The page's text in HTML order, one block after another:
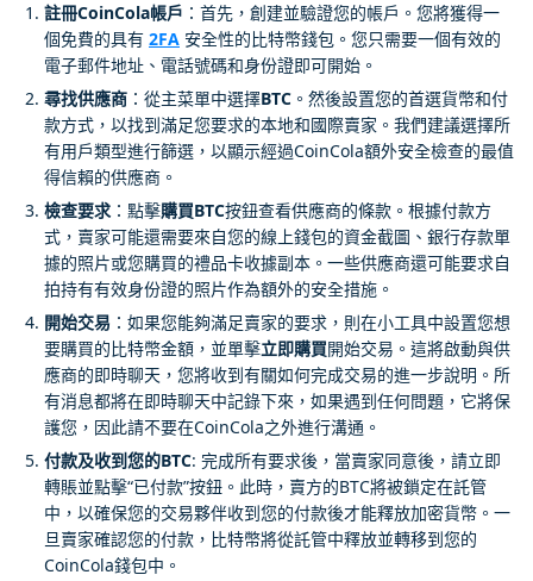
註冊CoinCola帳戶 ：首先，創建並驗證您的帳戶。您將獲得一
個免費的具有 2FA 安全性的比特幣錢包。您只需要一個有效的
電子郵件地址、電話號碼和身份證即可開始。
尋找供應商 ：從主菜單中選擇BTC 。然後設置您的首選貨幣和付
款方式，以找到滿足您要求的本地和國際賣家。我們建議選擇所
有用戶類型進行篩選，以顯示經過CoinCola額外安全檢查的最值
得信賴的供應商。
檢查要求：點擊購買BTC按鈕查看供應商的條款。根據付款方
式，賣家可能還需要來自您的線上錢包的資金截圖、銀行存款單
據的照片或您購買的禮品卡收據副本。一些供應商還可能要求自
拍持有有效身份證的照片作為額外的安全措施。
開始交易 ：如果您能夠滿足賣家的要求，則在小工具中設置您想
要購買的比特幣金額，並單擊立即購買開始交易。這將啟動與供
應商的即時聊天，您將收到有關如何完成交易的進一步說明。所
有消息都將在即時聊天中記錄下來，如果遇到任何問題，它將保
護您，因此請不要在CoinCola之外進行溝通。
付款及收到您的BTC: 完成所有要求後，當賣家同意後，請立即
轉賬並點擊“已付款”按鈕。此時，賣方的BTC將被鎖定在託管
中，以確保您的交易夥伴收到您的付款後才能釋放加密貨幣。一
旦賣家確認您的付款，比特幣將從託管中釋放並轉移到您的
CoinCola錢包中。